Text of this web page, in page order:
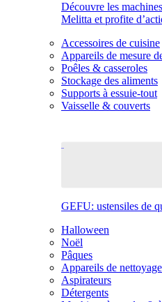
Découvre les
Melitta et profite
Accessoires de cuisine
Appareils de mesure
Poêles & casseroles
Stockage des aliments
Supports à essuie-tout
Vaisselle & couverts
GEFU: ustensiles de
Halloween
Noël
Pâques
Appareils de nettoyage
Aspirateurs
Détergents